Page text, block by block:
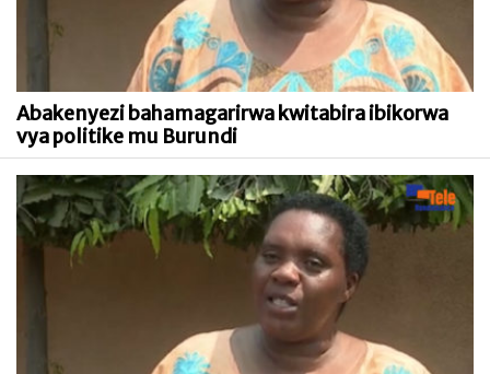
Abakenyezi bahamagarirwa kwitabira ibikorwa
vya politike mu Burundi